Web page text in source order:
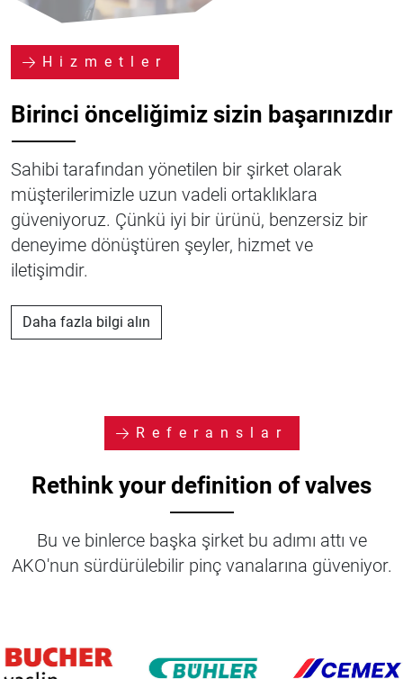
Hizmetler
Birinci önceliğimiz sizin başarınızdır
⸻
Sahibi tarafından yönetilen bir şirket olarak
müşterilerimizle uzun vadeli ortaklıklara
güveniyoruz. Çünkü iyi bir ürünü, benzersiz bir
deneyime dönüştüren şeyler, hizmet ve
iletişimdir.
Daha fazla bilgi alın
Referanslar
Rethink your definition of valves
⸻
Bu ve binlerce başka şirket bu adımı attı ve
AKO'nun sürdürülebilir pinç vanalarına güveniyor.